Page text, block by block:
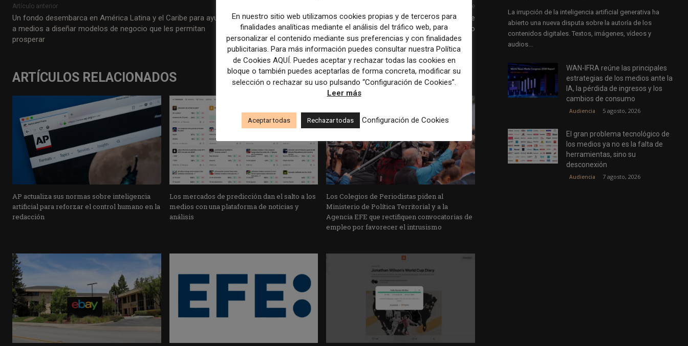
Artículo anterior
Un fondo desembarca en América Latina y el Caribe para ayudar
a medios a diseñar modelos de negocio que les permitan
prosperar
Artículo siguiente
CTXT asume un decálogo de compromisos éticos ante el avance
de la IA en el periodismo
ARTÍCULOS RELACIONADOS
AP actualiza sus normas sobre inteligencia
artificial para reforzar el control humano en la
redacción
Los mercados de predicción dan el salto a los
medios con una plataforma de noticias y
análisis
Los Colegios de Periodistas piden al
Ministerio de Política Territorial y a la
Agencia EFE que rectifiquen convocatorias de
empleo por favorecer el intrusismo
La irrupción de la inteligencia artificial generativa ha
abierto una nueva disputa sobre la autoría de los
contenidos digitales. Textos, imágenes, vídeos y
audios...
WAN-IFRA reúne las principales
estrategias de los medios ante la
IA, la pérdida de ingresos y los
cambios de consumo
Audiencia 5 agosto, 2026
El gran problema tecnológico de
los medios ya no es la falta de
herramientas, sino su
desconexión
Audiencia 7 agosto, 2026
En nuestro sitio web utilizamos cookies propias y de terceros para
finalidades analíticas mediante el análisis del tráfico web, para
personalizar el contenido mediante sus preferencias y con finalidades
publicitarias. Para más información puedes consultar nuestra Política
de Cookies AQUÍ. Puedes aceptar y rechazar todas las cookies en
bloque o también puedes aceptarlas de forma concreta, modificar su
selección o rechazar su uso pulsando “Configuración de Cookies”.
Leer más
Aceptar todas Rechazar todas Configuración de Cookies